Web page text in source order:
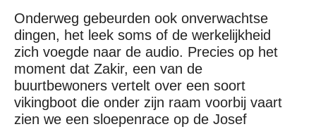
Onderweg gebeurden ook onverwachtse
dingen, het leek soms of de werkelijkheid
zich voegde naar de audio. Precies op het
moment dat Zakir, een van de
buurtbewoners vertelt over een soort
vikingboot die onder zijn raam voorbij vaart
zien we een sloepenrace op de Josef